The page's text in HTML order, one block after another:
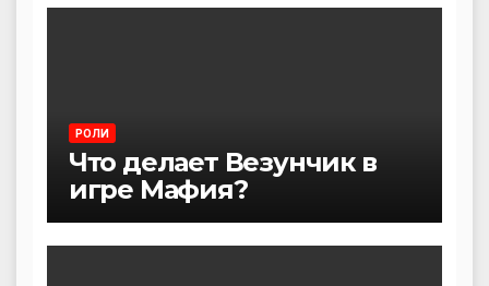
РОЛИ
Что делает Везунчик в
игре Мафия?